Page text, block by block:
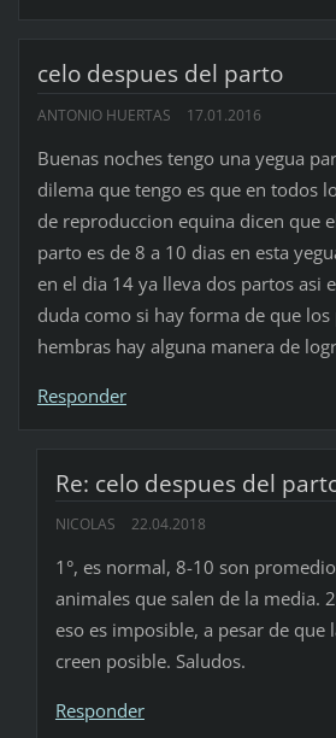
celo despues del parto
ANTONIO HUERTAS 17.01.2016
Buenas noches tengo una yegua
dilema que tengo es que en todos
de reproduccion equina dicen que
parto es de 8 a 10 dias en esta
en el dia 14 ya lleva dos partos asi
duda como si hay forma de que los
hembras hay alguna manera de
Responder
Re: celo despues del
NICOLAS 22.04.2018
1°, es normal, 8-10 son
animales que salen de la media.
eso es imposible, a pesar de que
creen posible. Saludos.
Responder